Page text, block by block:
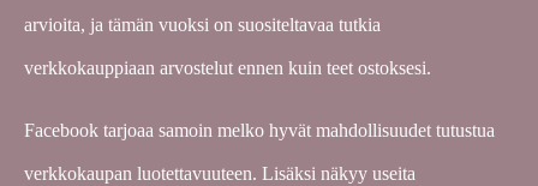
arvioita, ja tämän vuoksi on suositeltavaa tutkia
verkkokauppiaan arvostelut ennen kuin teet ostoksesi.
Facebook tarjoaa samoin melko hyvät mahdollisuudet tutustua
verkkokaupan luotettavuuteen. Lisäksi näkyy useita